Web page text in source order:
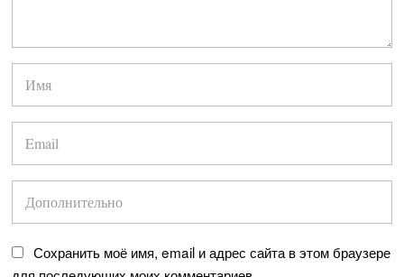
Сохранить моё имя, email и адрес сайта в этом браузере